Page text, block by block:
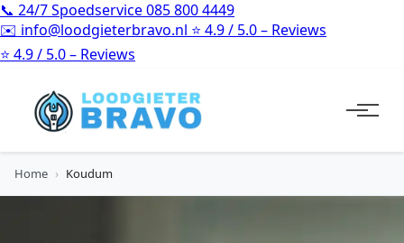
📞 24/7 Spoedservice085 800 4449
✉️ info@loodgieterbravo.nl ⭐ 4.9 / 5.0 – Reviews
⭐ 4.9 / 5.0 – Reviews
Home › Koudum